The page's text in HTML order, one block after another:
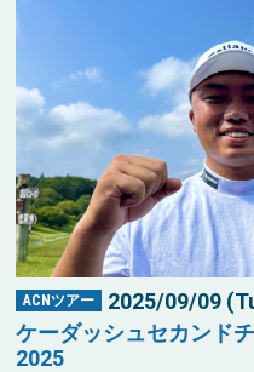
ACNツアー
2025/09/09
ケーダッシュセカンド
2025